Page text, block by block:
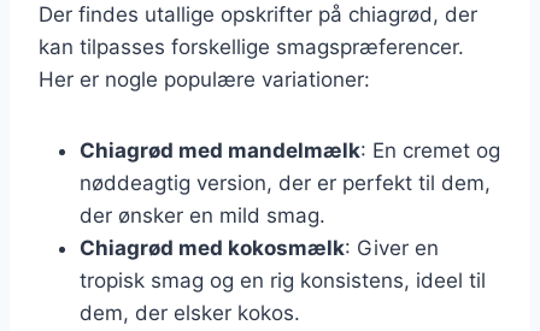
Der findes utallige opskrifter på chiagrød, der
kan tilpasses forskellige smagspræferencer.
Her er nogle populære variationer:
Chiagrød med mandelmælk: En cremet og
nøddeagtig version, der er perfekt til dem,
der ønsker en mild smag.
Chiagrød med kokosmælk: Giver en
tropisk smag og en rig konsistens, ideel til
dem, der elsker kokos.